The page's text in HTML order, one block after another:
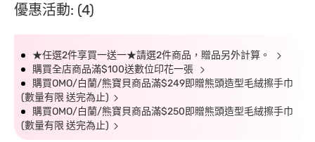
優惠活動: (4)
★任選2件享買一送一★請選2件商品，贈品另外計算。
購買全店商品滿$100送數位印花一張
購買OMO/白蘭/熊寶貝商品滿$249即贈熊頭造型毛絨擦手巾
(數量有限 送完為止)
購買OMO/白蘭/熊寶貝商品滿$250即贈熊頭造型毛絨擦手巾
(數量有限 送完為止)